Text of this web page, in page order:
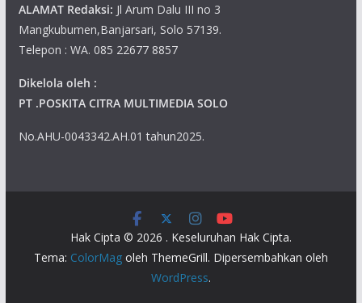
ALAMAT Redaksi: Jl Arum Dalu III no 3
Mangkubumen,Banjarsari, Solo 57139.
Telepon : WA. 085 22677 8857
Dikelola oleh :
PT .POSKITA CITRA MULTIMEDIA SOLO
No.AHU-0043342.AH.01 tahun2025.
Hak Cipta © 2026 . Keseluruhan Hak Cipta.
Tema: ColorMagoleh ThemeGrill. Dipersembahkan oleh
WordPress.